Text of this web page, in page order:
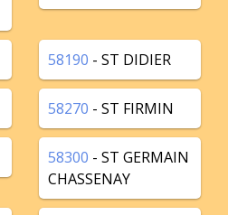
58190 - ST DIDIER
58270 - ST FIRMIN
58300 - ST GERMAIN
CHASSENAY